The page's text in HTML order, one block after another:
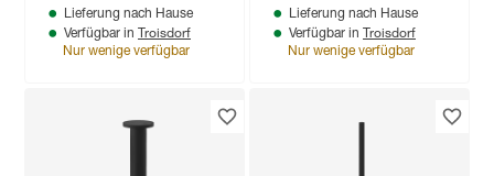
Lieferung nach Hause
Verfügbar in Troisdorf
Nur wenige verfügbar
Lieferung nach Hause
Verfügbar in Troisdorf
Nur wenige verfügbar